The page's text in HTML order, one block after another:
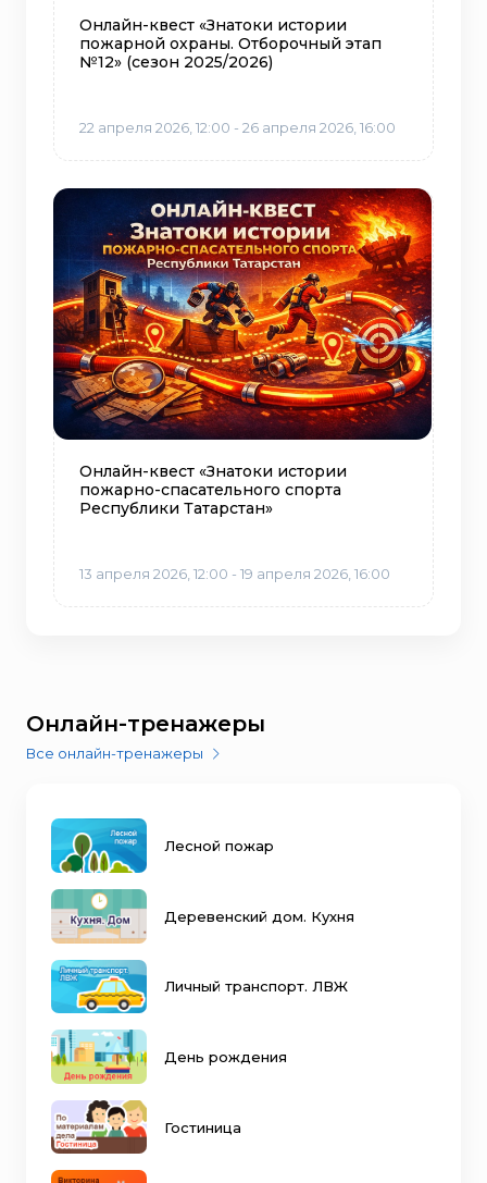
Онлайн-квест «Знатоки истории
пожарной охраны. Отборочный этап
№12» (сезон 2025/2026)
22 апреля 2026, 12:00 - 26 апреля 2026, 16:00
Онлайн-квест «Знатоки истории
пожарно-спасательного спорта
Республики Татарстан»
13 апреля 2026, 12:00 - 19 апреля 2026, 16:00
Онлайн-тренажеры
Все онлайн-тренажеры
Лесной пожар
Деревенский дом. Кухня
Личный транспорт. ЛВЖ
День рождения
Гостиница